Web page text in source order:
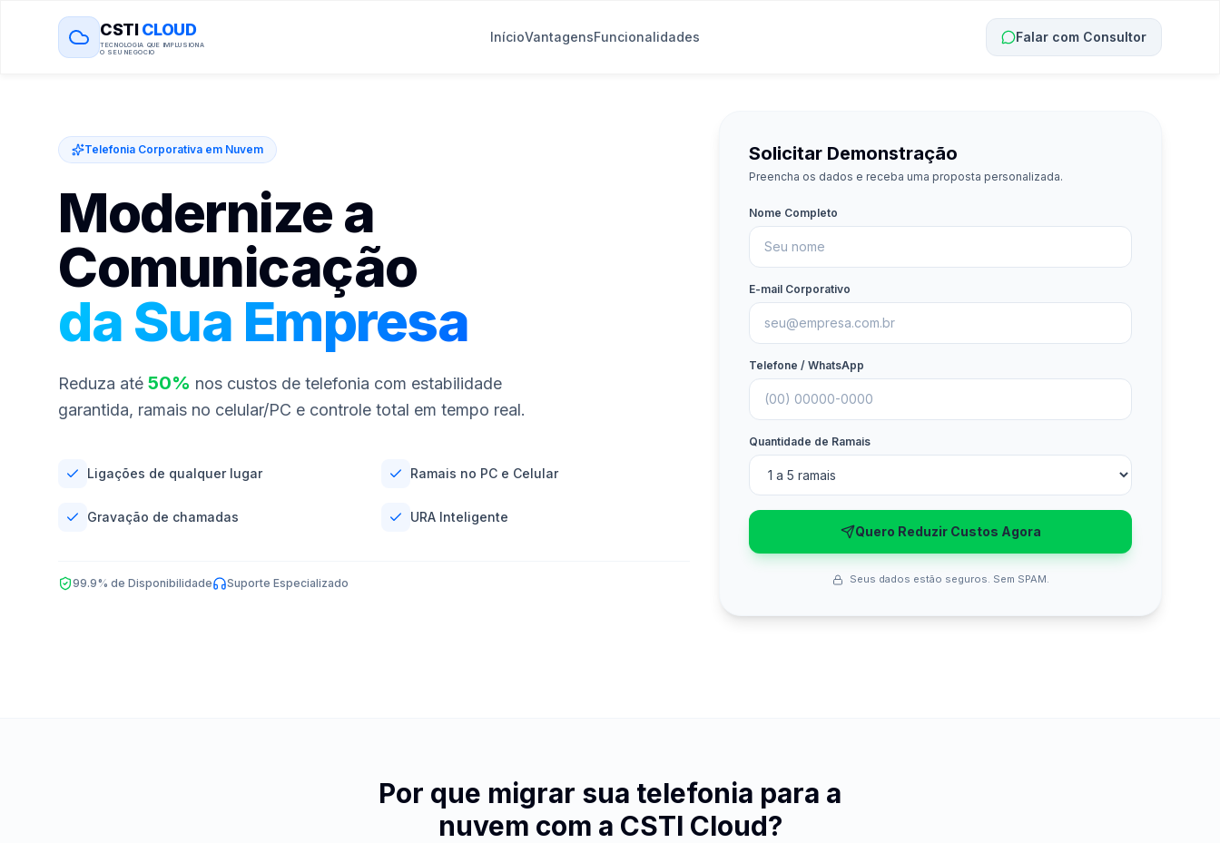
CSTICLOUD
TECNOLOGIA QUE IMPLUSIONA
O SEU NEGOCIO
InícioVantagensFuncionalidades Falar com Consultor
Telefonia Corporativa em Nuvem
Modernize a
Comunicação
da Sua Empresa
Reduza até 50% nos custos de telefonia com estabilidade
garantida, ramais no celular/PC e controle total em tempo real.
Ligações de qualquer lugar Ramais no PC e Celular
Gravação de chamadas URA Inteligente
99.9% de Disponibilidade Suporte Especializado
Solicitar Demonstração
Preencha os dados e receba uma proposta personalizada.
Nome Completo
E-mail Corporativo
Telefone / WhatsApp
Quantidade de Ramais
Quero Reduzir Custos Agora
Seus dados estão seguros. Sem SPAM.
Por que migrar sua telefonia para a
nuvem com a CSTI Cloud?